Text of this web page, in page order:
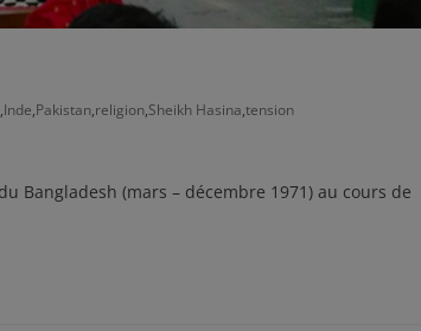
,Inde,Pakistan,religion,Sheikh Hasina,tension
Bangladesh (mars – décembre 1971) au cours de